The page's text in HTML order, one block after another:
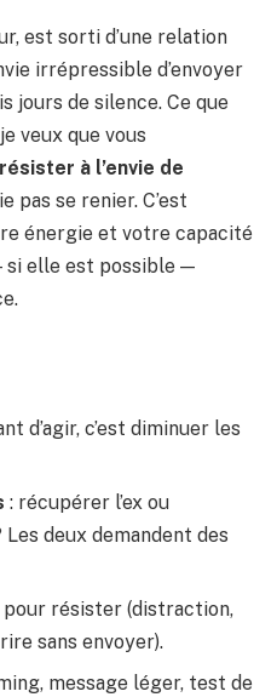
est sorti d’une relation
irrépressible d’envoyer
jours de silence. Ce que
veux que vous
résister à l’envie de
pas se renier. C’est
énergie et votre capacité
elle est possible —
d’agir, c’est diminuer les
: récupérer l’ex ou
deux demandent des
pour résister (distraction,
sans envoyer).
message léger, test de